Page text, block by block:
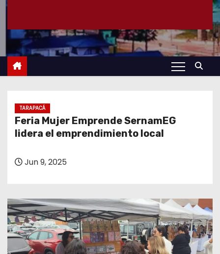
TARAPACÁ
Feria Mujer Emprende SernamEG
lidera el emprendimiento local
Jun 9, 2025